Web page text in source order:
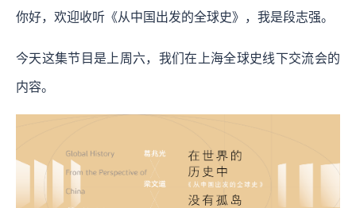
你好，欢迎收听《从中国出发的全球史》，我是段志强。
今天这集节目是上周六，我们在上海全球史线下交流会的
内容。